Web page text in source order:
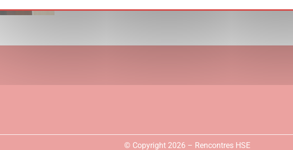
© Copyright 2026 – Rencontres HSE